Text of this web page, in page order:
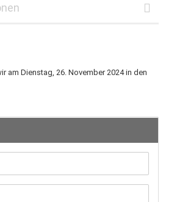
am Dienstag, 26. November 2024 in den